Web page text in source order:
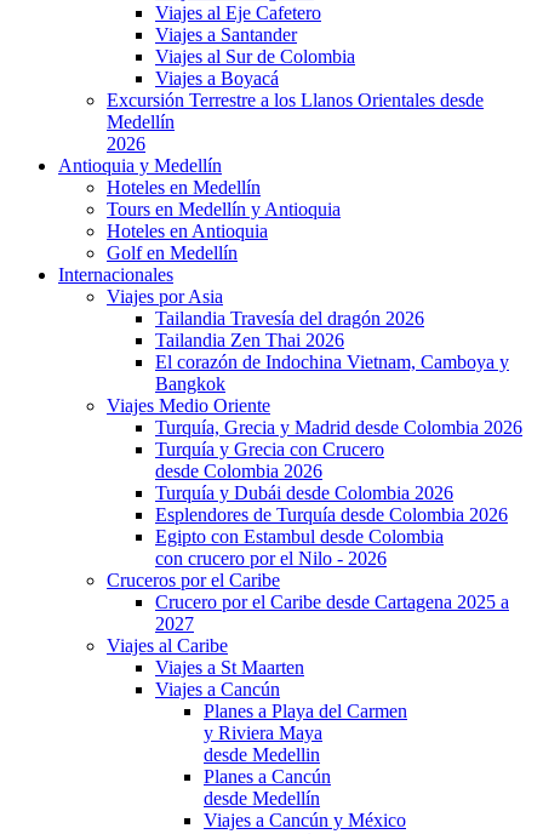
Viajes al Eje Cafetero
Viajes a Santander
Viajes al Sur de Colombia
Viajes a Boyacá
Excursión Terrestre a los Llanos Orientales desde
Medellín
2026
Antioquia y Medellín
Hoteles en Medellín
Tours en Medellín y Antioquia
Hoteles en Antioquia
Golf en Medellín
Internacionales
Viajes por Asia
Tailandia Travesía del dragón 2026
Tailandia Zen Thai 2026
El corazón de Indochina Vietnam, Camboya y
Bangkok
Viajes Medio Oriente
Turquía, Grecia y Madrid desde Colombia 2026
Turquía y Grecia con Crucero
desde Colombia 2026
Turquía y Dubái desde Colombia 2026
Esplendores de Turquía desde Colombia 2026
Egipto con Estambul desde Colombia
con crucero por el Nilo - 2026
Cruceros por el Caribe
Crucero por el Caribe desde Cartagena 2025 a
2027
Viajes al Caribe
Viajes a St Maarten
Viajes a Cancún
Planes a Playa del Carmen
y Riviera Maya
desde Medellin
Planes a Cancún
desde Medellín
Viajes a Cancún y México